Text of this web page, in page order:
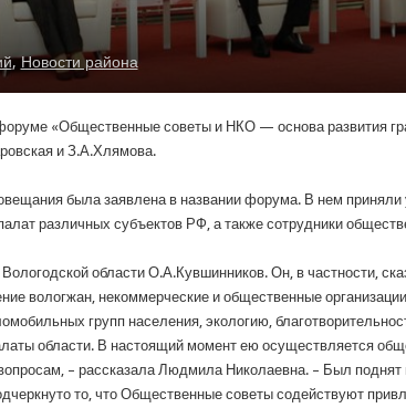
,Новости района
«Общественные советы и НКО — основа развития
и З.А.Хлямова.
была заявлена в названии форума. В нем
различных субъектов РФ, а также сотрудники
области О.А.Кувшинников. Он, в частности,
вологжан, некоммерческие и общественные
групп населения, экологию,
области. В настоящий момент ею осуществляется
– рассказала Людмила Николаевна. – Был
то, что Общественные советы содействуют